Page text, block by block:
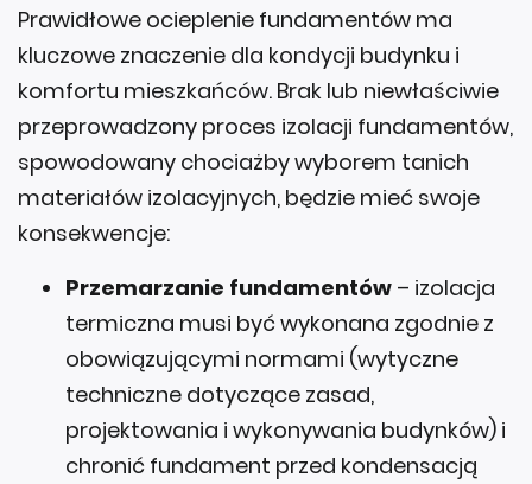
Prawidłowe ocieplenie fundamentów ma
kluczowe znaczenie dla kondycji budynku i
komfortu mieszkańców. Brak lub niewłaściwie
przeprowadzony proces izolacji fundamentów,
spowodowany chociażby wyborem tanich
materiałów izolacyjnych, będzie mieć swoje
konsekwencje:
Przemarzanie fundamentów – izolacja
termiczna musi być wykonana zgodnie z
obowiązującymi normami (wytyczne
techniczne dotyczące zasad,
projektowania i wykonywania budynków) i
chronić fundament przed kondensacją